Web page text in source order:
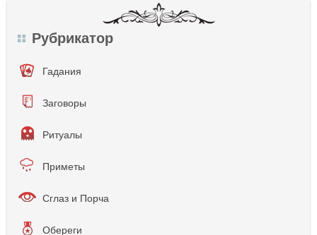
Рубрикатор
Гадания
Заговоры
Ритуалы
Приметы
Сглаз и Порча
Обереги